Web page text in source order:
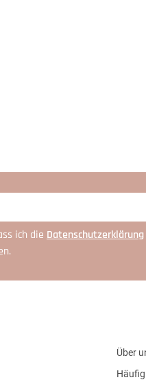
ich die Daten­schutz­erklärung
Über